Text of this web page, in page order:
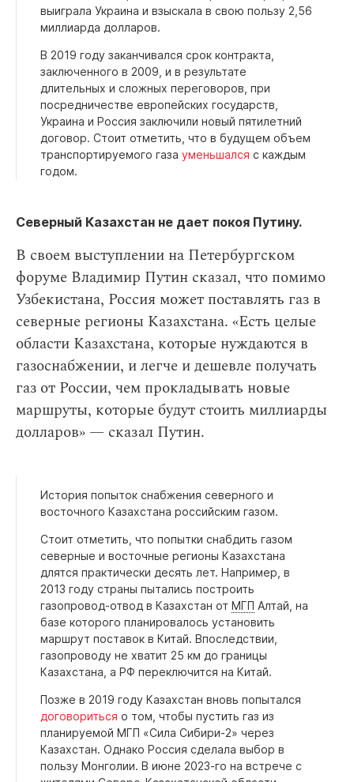
выиграла Украина и взыскала в свою пользу 2,56
миллиарда долларов.
В 2019 году заканчивался срок контракта,
заключенного в 2009, и в результате
длительных и сложных переговоров, при
посредничестве европейских государств,
Украина и Россия заключили новый пятилетний
договор. Стоит отметить, что в будущем объем
транспортируемого газа уменьшался с каждым
годом.
Северный Казахстан не дает покоя Путину.
В своем выступлении на Петербургском
форуме Владимир Путин сказал, что помимо
Узбекистана, Россия может поставлять газ в
северные регионы Казахстана. «Есть целые
области Казахстана, которые нуждаются в
газоснабжении, и легче и дешевле получать
газ от России, чем прокладывать новые
маршруты, которые будут стоить миллиарды
долларов» — сказал Путин.
История попыток снабжения северного и
восточного Казахстана российским газом.
Стоит отметить, что попытки снабдить газом
северные и восточные регионы Казахстана
длятся практически десять лет. Например, в
2013 году страны пытались построить
газопровод-отвод в Казахстан от МГП Алтай, на
базе которого планировалось установить
маршрут поставок в Китай. Впоследствии,
газопроводу не хватит 25 км до границы
Казахстана, а РФ переключится на Китай.
Позже в 2019 году Казахстан вновь попытался
договориться о том, чтобы пустить газ из
планируемой МГП «Сила Сибири-2» через
Казахстан. Однако Россия сделала выбор в
пользу Монголии. В июне 2023-го на встрече с